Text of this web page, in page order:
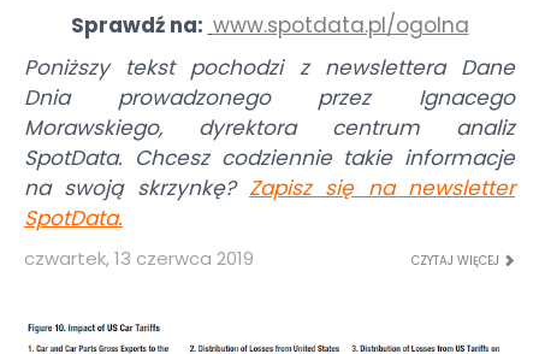
Sprawdź na: www.spotdata.pl/ogolna
Poniższy tekst pochodzi z newslettera Dane
Dnia prowadzonego przez Ignacego
Morawskiego, dyrektora centrum analiz
SpotData. Chcesz codziennie takie informacje
na swoją skrzynkę? Zapisz się na newsletter
SpotData.
czwartek, 13 czerwca 2019 CZYTAJ WIĘCEJ